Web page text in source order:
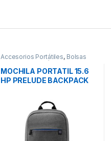
Accesorios Portátiles, Bolsas
Transporte Portátiles
MOCHILA PORTATIL 15.6
HP PRELUDE BACKPACK